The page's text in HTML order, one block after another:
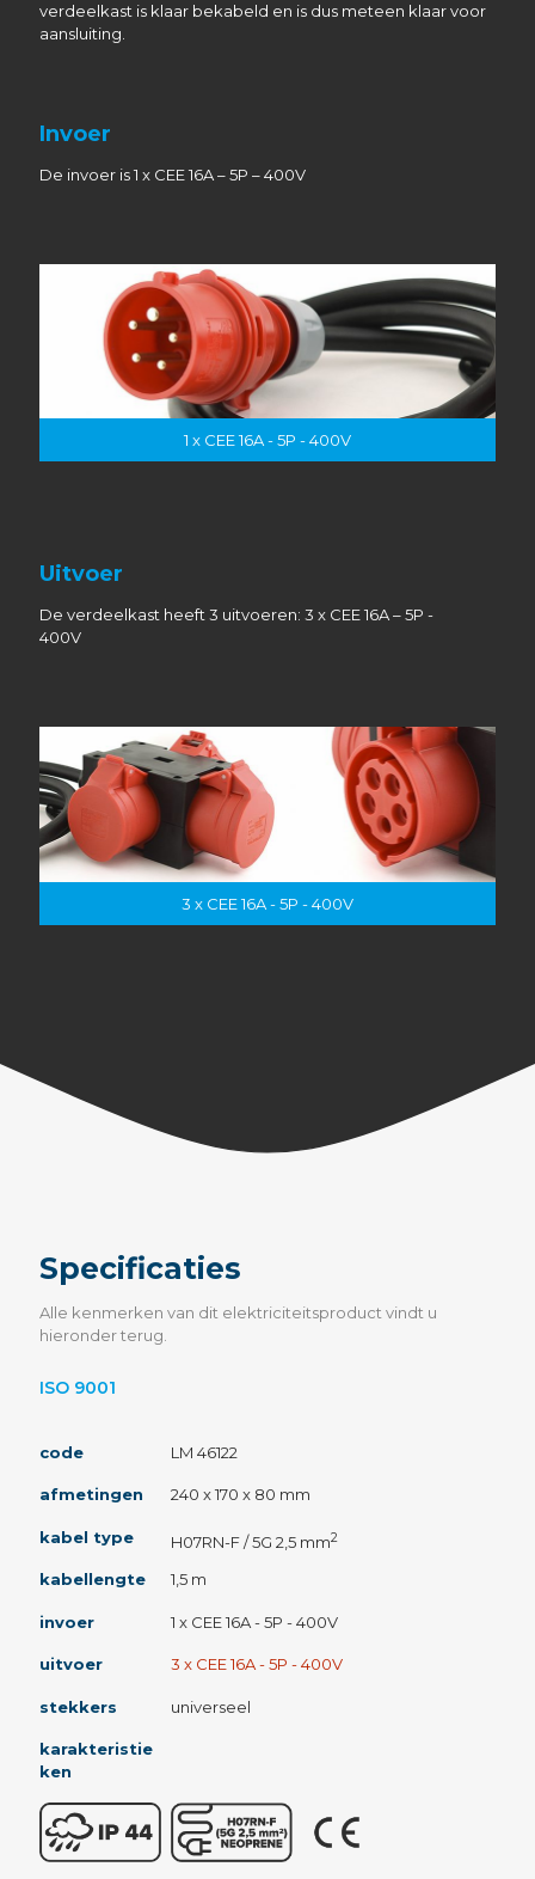
verdeelkast is klaar bekabeld en is dus meteen klaar voor
aansluiting.
Invoer
De invoer is 1 x CEE 16A – 5P – 400V
1 x CEE 16A - 5P - 400V
Uitvoer
De verdeelkast heeft 3 uitvoeren: 3 x CEE 16A – 5P -
400V
3 x CEE 16A - 5P - 400V
Specificaties
Alle kenmerken van dit elektriciteitsproduct vindt u
hieronder terug.
ISO 9001
code LM 46122
afmetingen 240 x 170 x 80 mm
kabel type H07RN-F / 5G 2,5 mm2
kabellengte 1,5 m
invoer 1 x CEE 16A - 5P - 400V
uitvoer 3 x CEE 16A - 5P - 400V
stekkers universeel
karakteristie
ken